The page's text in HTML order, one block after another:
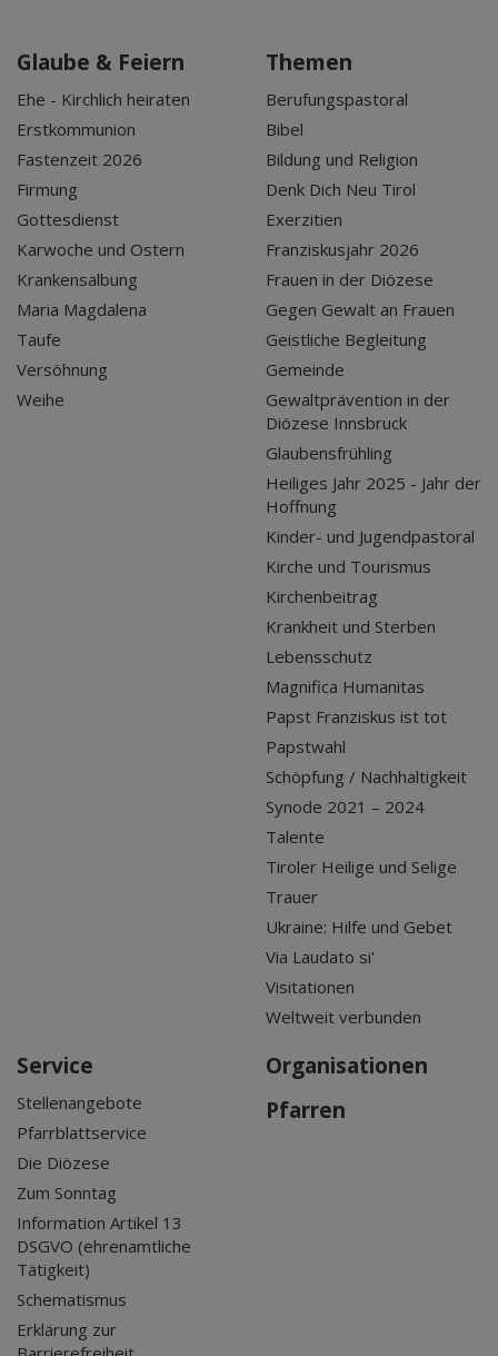
Glaube & Feiern
Ehe - Kirchlich heiraten
Erstkommunion
Fastenzeit 2026
Firmung
Gottesdienst
Karwoche und Ostern
Krankensalbung
Maria Magdalena
Taufe
Versöhnung
Weihe
Themen
Berufungspastoral
Bibel
Bildung und Religion
Denk Dich Neu Tirol
Exerzitien
Franziskusjahr 2026
Frauen in der Diözese
Gegen Gewalt an Frauen
Geistliche Begleitung
Gemeinde
Gewaltprävention in der
Diözese Innsbruck
Glaubensfrühling
Heiliges Jahr 2025 - Jahr der
Hoffnung
Kinder- und Jugendpastoral
Kirche und Tourismus
Kirchenbeitrag
Krankheit und Sterben
Lebensschutz
Magnifica Humanitas
Papst Franziskus ist tot
Papstwahl
Schöpfung / Nachhaltigkeit
Synode 2021 – 2024
Talente
Tiroler Heilige und Selige
Trauer
Ukraine: Hilfe und Gebet
Via Laudato si'
Visitationen
Weltweit verbunden
Service
Stellenangebote
Pfarrblattservice
Die Diözese
Zum Sonntag
Information Artikel 13
DSGVO (ehrenamtliche
Tätigkeit)
Schematismus
Erklärung zur
Organisationen
Pfarren